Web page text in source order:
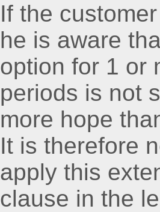
If the
he is aware
option for 1 or
periods is not
more hope
It is therefore
apply this
clause in the